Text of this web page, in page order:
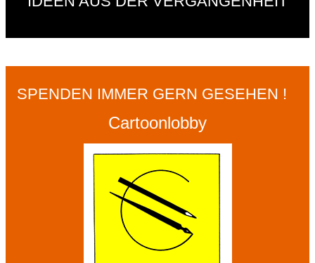
SPENDEN IMMER GERN GESEHEN !
Cartoonlobby